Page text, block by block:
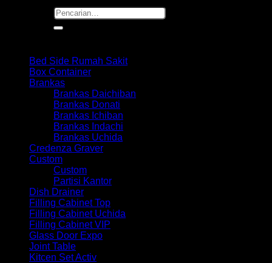
Pencarian
untuk:
Bed Side Rumah Sakit
Box Container
Brankas
Brankas Daichiban
Brankas Donati
Brankas Ichiban
Brankas Indachi
Brankas Uchida
Credenza Graver
Custom
Custom
Partisi Kantor
Dish Drainer
Filling Cabinet Top
Filling Cabinet Uchida
Filling Cabinet VIP
Glass Door Expo
Joint Table
Kitcen Set Activ